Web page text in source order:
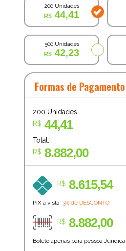
200 Unidades
44,41
500 Unidades
42,23
Formas de Pagamento
200 Unidades
R$ 44,41
Total:
R$ 8.882,00
R$ 8.615,54
PIX à vista 3% de DESCONTO
R$ 8.882,00
Boleto apenas para pessoa Jurídica